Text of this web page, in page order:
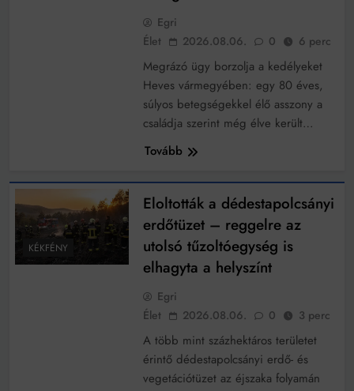
Egri
Élet
2026.08.06. 0 6 perc
Megrázó ügy borzolja a kedélyeket
Heves vármegyében: egy 80 éves,
súlyos betegségekkel élő asszony a
családja szerint még élve került…
Tovább
KÉKFÉNY
Eloltották a dédestapolcsányi
erdőtüzet – reggelre az
utolsó tűzoltóegység is
elhagyta a helyszínt
Egri
Élet
2026.08.06. 0 3 perc
A több mint százhektáros területet
érintő dédestapolcsányi erdő- és
vegetációtüzet az éjszaka folyamán